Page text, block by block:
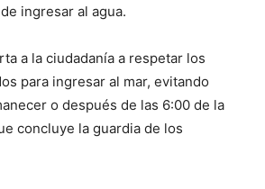
ingresar al agua.
a la ciudadanía a respetar los
para ingresar al mar, evitando
o después de las 6:00 de la
concluye la guardia de los